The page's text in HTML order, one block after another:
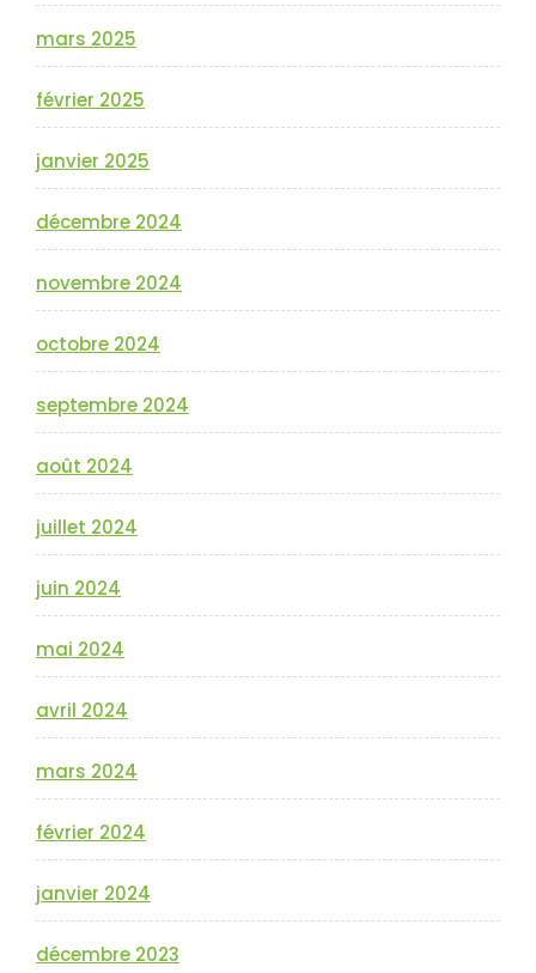
mars 2025
février 2025
janvier 2025
décembre 2024
novembre 2024
octobre 2024
septembre 2024
août 2024
juillet 2024
juin 2024
mai 2024
avril 2024
mars 2024
février 2024
janvier 2024
décembre 2023